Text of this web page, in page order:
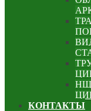
КОНТАКТЫ